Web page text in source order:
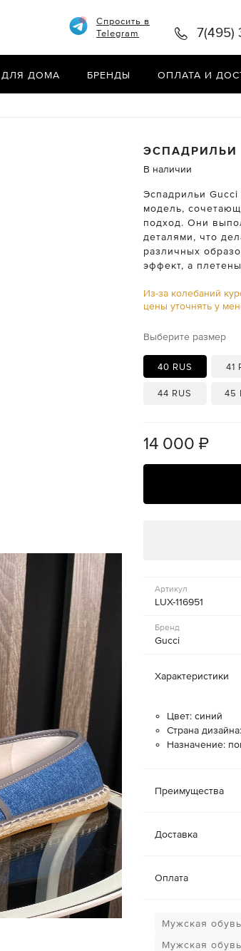
Спросить в
Telegram
7(495)
ДЛЯ ДОМА БРЕНДЫ ОПЛАТА И
В наличии
Эспадрильи Gucci
модель,
подход. Они
деталями, что
различных
эффект, а
Из-за колебаний
цены уточнять у
Выберите размер
40 RUS 41
44 RUS 45
14 000 ₽
Артикул
LUX-116951
Бренд
Gucci
Характеристики
Цвет: синий
Страна
Назначение:
Преимущества
Доставка
Оплата
Мужская
Мужская обувь